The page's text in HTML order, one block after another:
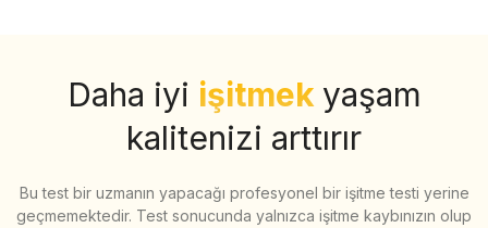
Daha iyi işitmek yaşam
kalitenizi arttırır
Bu test bir uzmanın yapacağı profesyonel bir işitme testi yerine
geçmemektedir. Test sonucunda yalnızca işitme kaybınızın olup